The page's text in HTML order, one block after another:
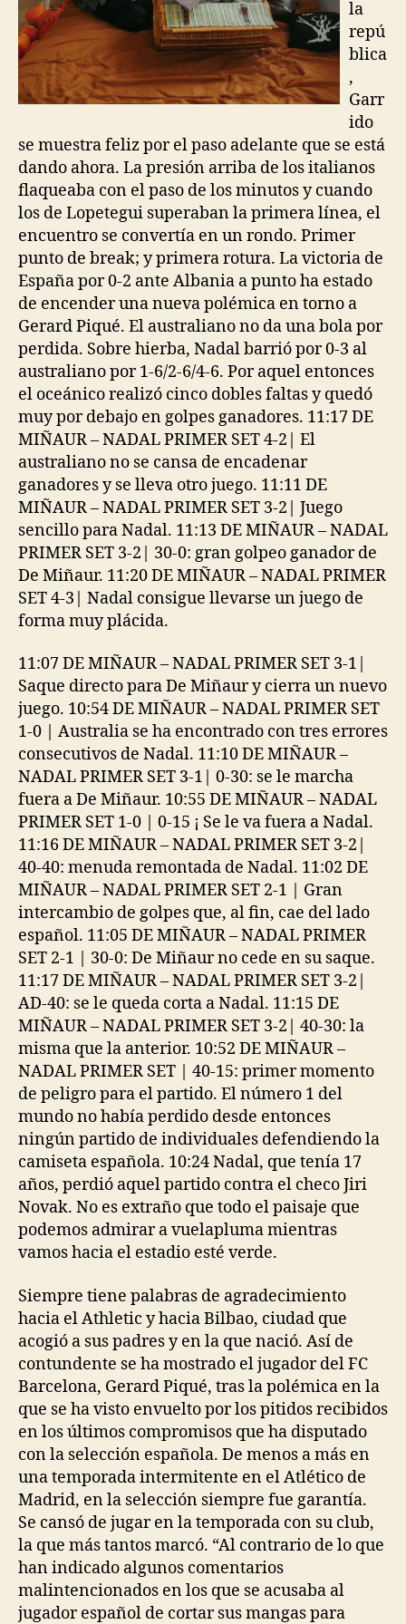
la
repú
blica
,
Garr
ido
se muestra feliz por el paso adelante que se está
dando ahora. La presión arriba de los italianos
flaqueaba con el paso de los minutos y cuando
los de Lopetegui superaban la primera línea, el
encuentro se convertía en un rondo. Primer
punto de break; y primera rotura. La victoria de
España por 0-2 ante Albania a punto ha estado
de encender una nueva polémica en torno a
Gerard Piqué. El australiano no da una bola por
perdida. Sobre hierba, Nadal barrió por 0-3 al
australiano por 1-6/2-6/4-6. Por aquel entonces
el oceánico realizó cinco dobles faltas y quedó
muy por debajo en golpes ganadores. 11:17 DE
MIÑAUR – NADAL PRIMER SET 4-2| El
australiano no se cansa de encadenar
ganadores y se lleva otro juego. 11:11 DE
MIÑAUR – NADAL PRIMER SET 3-2| Juego
sencillo para Nadal. 11:13 DE MIÑAUR – NADAL
PRIMER SET 3-2| 30-0: gran golpeo ganador de
De Miñaur. 11:20 DE MIÑAUR – NADAL PRIMER
SET 4-3| Nadal consigue llevarse un juego de
forma muy plácida.
11:07 DE MIÑAUR – NADAL PRIMER SET 3-1|
Saque directo para De Miñaur y cierra un nuevo
juego. 10:54 DE MIÑAUR – NADAL PRIMER SET
1-0 | Australia se ha encontrado con tres errores
consecutivos de Nadal. 11:10 DE MIÑAUR –
NADAL PRIMER SET 3-1| 0-30: se le marcha
fuera a De Miñaur. 10:55 DE MIÑAUR – NADAL
PRIMER SET 1-0 | 0-15 ¡ Se le va fuera a Nadal.
11:16 DE MIÑAUR – NADAL PRIMER SET 3-2|
40-40: menuda remontada de Nadal. 11:02 DE
MIÑAUR – NADAL PRIMER SET 2-1 | Gran
intercambio de golpes que, al fin, cae del lado
español. 11:05 DE MIÑAUR – NADAL PRIMER
SET 2-1 | 30-0: De Miñaur no cede en su saque.
11:17 DE MIÑAUR – NADAL PRIMER SET 3-2|
AD-40: se le queda corta a Nadal. 11:15 DE
MIÑAUR – NADAL PRIMER SET 3-2| 40-30: la
misma que la anterior. 10:52 DE MIÑAUR –
NADAL PRIMER SET | 40-15: primer momento
de peligro para el partido. El número 1 del
mundo no había perdido desde entonces
ningún partido de individuales defendiendo la
camiseta española. 10:24 Nadal, que tenía 17
años, perdió aquel partido contra el checo Jiri
Novak. No es extraño que todo el paisaje que
podemos admirar a vuelapluma mientras
vamos hacia el estadio esté verde.
Siempre tiene palabras de agradecimiento
hacia el Athletic y hacia Bilbao, ciudad que
acogió a sus padres y en la que nació. Así de
contundente se ha mostrado el jugador del FC
Barcelona, Gerard Piqué, tras la polémica en la
que se ha visto envuelto por los pitidos recibidos
en los últimos compromisos que ha disputado
con la selección española. De menos a más en
una temporada intermitente en el Atlético de
Madrid, en la selección siempre fue garantía.
Se cansó de jugar en la temporada con su club,
la que más tantos marcó. “Al contrario de lo que
han indicado algunos comentarios
malintencionados en los que se acusaba al
jugador español de cortar sus mangas para